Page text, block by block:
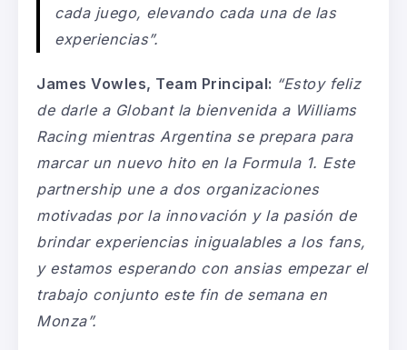
cada juego, elevando cada una de las
experiencias”.
James Vowles, Team Principal: “Estoy feliz
de darle a Globant la bienvenida a Williams
Racing mientras Argentina se prepara para
marcar un nuevo hito en la Formula 1. Este
partnership une a dos organizaciones
motivadas por la innovación y la pasión de
brindar experiencias inigualables a los fans,
y estamos esperando con ansias empezar el
trabajo conjunto este fin de semana en
Monza”.